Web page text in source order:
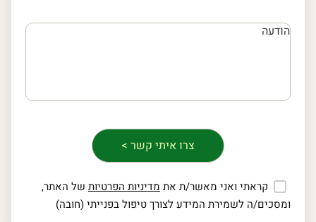
קראתי ואני מאשר/ת את מדיניות הפרטיותשל האתר,
ומסכים/ה לשמירת המידע לצורך טיפול בפנייתי (חובה)